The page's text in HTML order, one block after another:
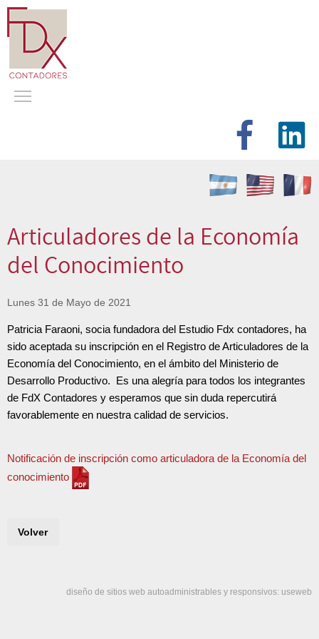
Articuladores de la Economía
del Conocimiento
Lunes 31 de Mayo de 2021
Patricia Faraoni, socia fundadora del Estudio Fdx contadores, ha
sido aceptada su inscripción en el Registro de Articuladores de la
Economía del Conocimiento, en el ámbito del Ministerio de
Desarrollo Productivo. Es una alegría para todos los integrantes
de FdX Contadores y esperamos que sin duda repercutirá
favorablemente en nuestra calidad de servicios.
Notificación de inscripción como articuladora de la Economía del
conocimiento
Volver
diseño de sitios web autoadministrables y responsivos: useweb